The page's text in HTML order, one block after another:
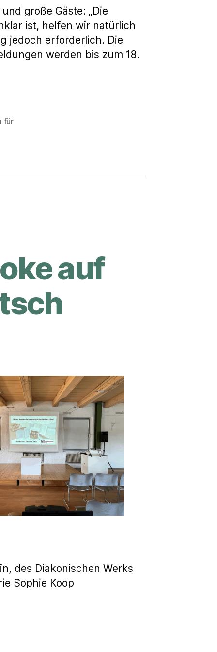
große Gäste: „Die
ist, helfen wir natürlich
jedoch erforderlich. Die
werden bis zum 18.
für
auf
des Diakonischen Werks
Sophie Koop